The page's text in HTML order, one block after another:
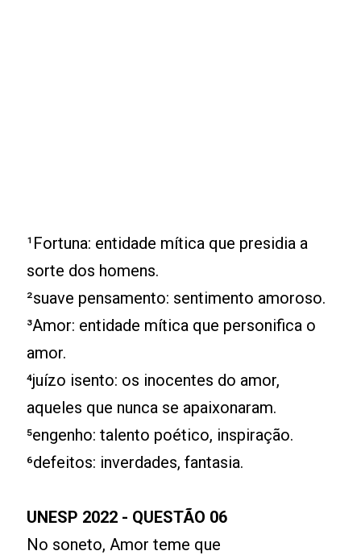
¹Fortuna: entidade mítica que presidia a
sorte dos homens.
²suave pensamento: sentimento amoroso.
³Amor: entidade mítica que personifica o
amor.
⁴juízo isento: os inocentes do amor,
aqueles que nunca se apaixonaram.
⁵engenho: talento poético, inspiração.
⁶defeitos: inverdades, fantasia.
UNESP 2022 - QUESTÃO 06
No soneto, Amor teme que